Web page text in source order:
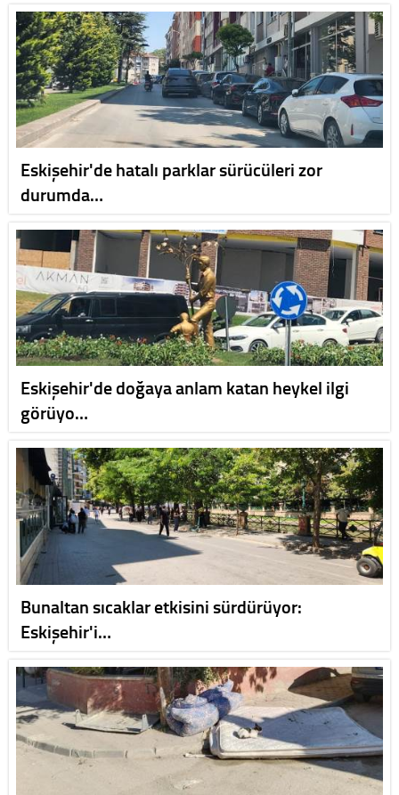
Eskişehir'de hatalı parklar sürücüleri zor
durumda…
Eskişehir'de doğaya anlam katan heykel ilgi
görüyo…
Bunaltan sıcaklar etkisini sürdürüyor:
Eskişehir'i…